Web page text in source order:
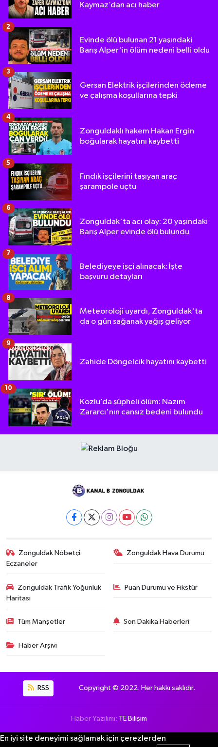
Kaymaz’dan acı haber
Evinde ölü bulunan 21 yaşındaki
Barış Alper'in ölüm nedeni belli oldu
2
Gersan Elektrik işçilerinden ödeme
ve çalışma koşullarına tepki
3
Zonguldaklı hakem Hakan Ergin
boğularak hayatını kaybetti
4
Fındık işçilerini taşıyan araç
şarampole uçtu
5
Zonguldak'ta acı olay: 20 yaşındaki
Barış Alper evinde ölü bulundu
6
Belediyeye işçi alınacak: İşte
başvuru detayları
7
Meteoroloji uyardı, Zonguldak'ta
da o gün sağanak yağış geliyor
8
Zahide Döngelcik hayatını kaybetti
9
Kozlu’da şüpheli ölüm: Nazım
Zararcı'nın cansız bedeni bulundu
10
Zonguldak Nöbetçi
Eczaneler
Zonguldak Hava Durumu
Zonguldak Trafik Yoğunluk
Haritası
Puan Durumu ve Fikstür
Tüm Manşetler Son Dakika Haberleri
Haber Arşivi
RSS Copyright © 2022. Her hakkı saklıdır.
Haber Yazılımı: TE Bilişim
En iyi site deneyimi sağlamak için çerezlerden